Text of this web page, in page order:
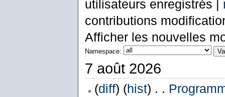
utilisateurs enregistrés |
contributions
Afficher les nouvelles
Namespace:
7 août 2026
(diff) (hist) . .